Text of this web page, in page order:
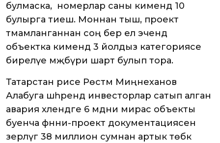
булмаска, ә номерлар саны кимендә 10
булырга тиеш. Моннан тыш, проект
тәмамланганнан соң бер ел эчендә
объектка кимендә 3 йолдыз категориясе
бирелүе мәҗбүри шарт булып тора.
Татарстан рәисе Рөстәм Миңнеханов
Алабуга шәһәрендә инвесторлар сатып алган
авария хәлендәге 6 мәдәни мирас объекты
буенча фәнни-проект документациясен
әзерләүгә 38 миллион сумнан артык төбәк